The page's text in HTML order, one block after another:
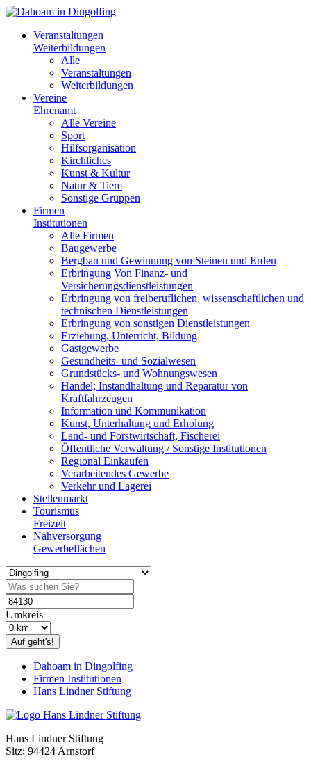
Veranstaltungen
Weiterbildungen
Alle
Veranstaltungen
Weiterbildungen
Vereine
Ehrenamt
Alle Vereine
Sport
Hilfsorganisation
Kirchliches
Kunst & Kultur
Natur & Tiere
Sonstige Gruppen
Firmen
Institutionen
Alle Firmen
Baugewerbe
Bergbau und Gewinnung von Steinen und Erden
Erbringung Von Finanz- und
Versicherungsdienstleistungen
Erbringung von freiberuflichen, wissenschaftlichen und
technischen Dienstleistungen
Erbringung von sonstigen Dienstleistungen
Erziehung, Unterricht, Bildung
Gastgewerbe
Gesundheits- und Sozialwesen
Grundstücks- und Wohnungswesen
Handel; Instandhaltung und Reparatur von
Kraftfahrzeugen
Information und Kommunikation
Kunst, Unterhaltung und Erholung
Land- und Forstwirtschaft, Fischerei
Öffentliche Verwaltung / Sonstige Institutionen
Regional Einkaufen
Verarbeitendes Gewerbe
Verkehr und Lagerei
Stellenmarkt
Tourismus
Freizeit
Nahversorgung
Gewerbeflächen
Umkreis
Auf geht's!
Dahoam in Dingolfing
Firmen Institutionen
Hans Lindner Stiftung
Hans Lindner Stiftung
Sitz: 94424 Arnstorf